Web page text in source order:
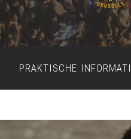
PRAKTISCHE